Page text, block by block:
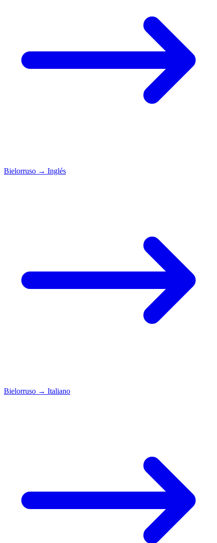
Bielorruso → Inglés
Bielorruso → Italiano